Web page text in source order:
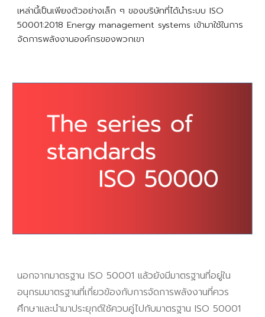
เหล่านี้เป็นเพียงตัวอย่างเล็ก ๆ ของบริษัทที่ได้นำระบบ ISO
50001:2018 Energy management systems เข้ามาใช้ในการ
จัดการพลังงานองค์กรของพวกเขา
นอกจากมาตรฐาน ISO 50001 แล้วยังมีมาตรฐานที่อยู่ใน
อนุกรมมาตรฐานที่เกี่ยวข้องกับการจัดการพลังงานที่ควร
ศึกษาและนำมาประยุกต์ใช้ควบคู่ไปกับมาตรฐาน ISO 50001